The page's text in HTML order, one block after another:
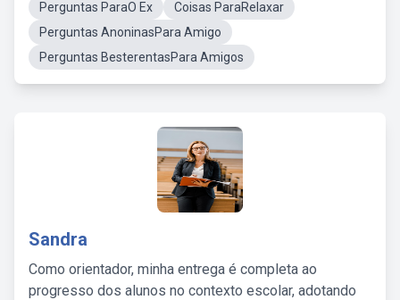
Perguntas ParaO Ex
Coisas ParaRelaxar
Perguntas AnoninasPara Amigo
Perguntas BesterentasPara Amigos
Sandra
Como orientador, minha entrega é completa ao
progresso dos alunos no contexto escolar, adotando